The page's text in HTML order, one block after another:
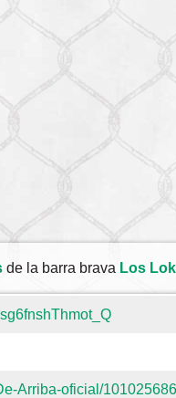
de la barra brava Los
Arriba-oficial/